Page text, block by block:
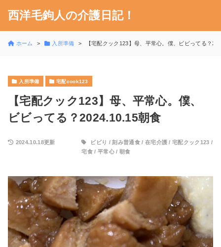
西洋毛鉤人の介護日記！
ホーム 入所準備 【宅配クック123】母、平常心。僕、ビビってる？
入所準備 宅配cook123
【宅配クック123】母、平常心。僕、
ビビってる？2024.10.15朝食
2024.10.18更新 ビビり /刻み普通食/ 在宅介護 /宅配クック123 /
宅食/ 平常心/ 朝食